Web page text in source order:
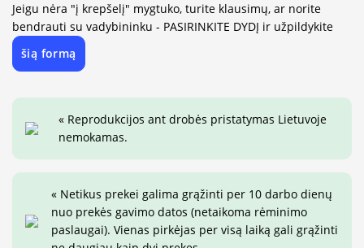
Jeigu nėra "į krepšelį" mygtuko, turite klausimų, ar norite
bendrauti su vadybininku - PASIRINKITE DYDĮ ir užpildykite
šią formą
« Reprodukcijos ant drobės pristatymas Lietuvoje
nemokamas.
« Netikus prekei galima grąžinti per 10 darbo dienų
nuo prekės gavimo datos (netaikoma rėminimo
paslaugai). Vienas pirkėjas per visą laiką gali grąžinti